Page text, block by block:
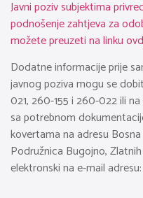
Javni poziv subjektima
podnošenje zahtjeva za
možete preuzeti na linku
Dodatne informacije prije
javnog poziva mogu se
021, 260-155 i 260-022 ili
sa potrebnom
kovertama na adresu
Podružnica Bugojno,
elektronski na e-mail adresu: